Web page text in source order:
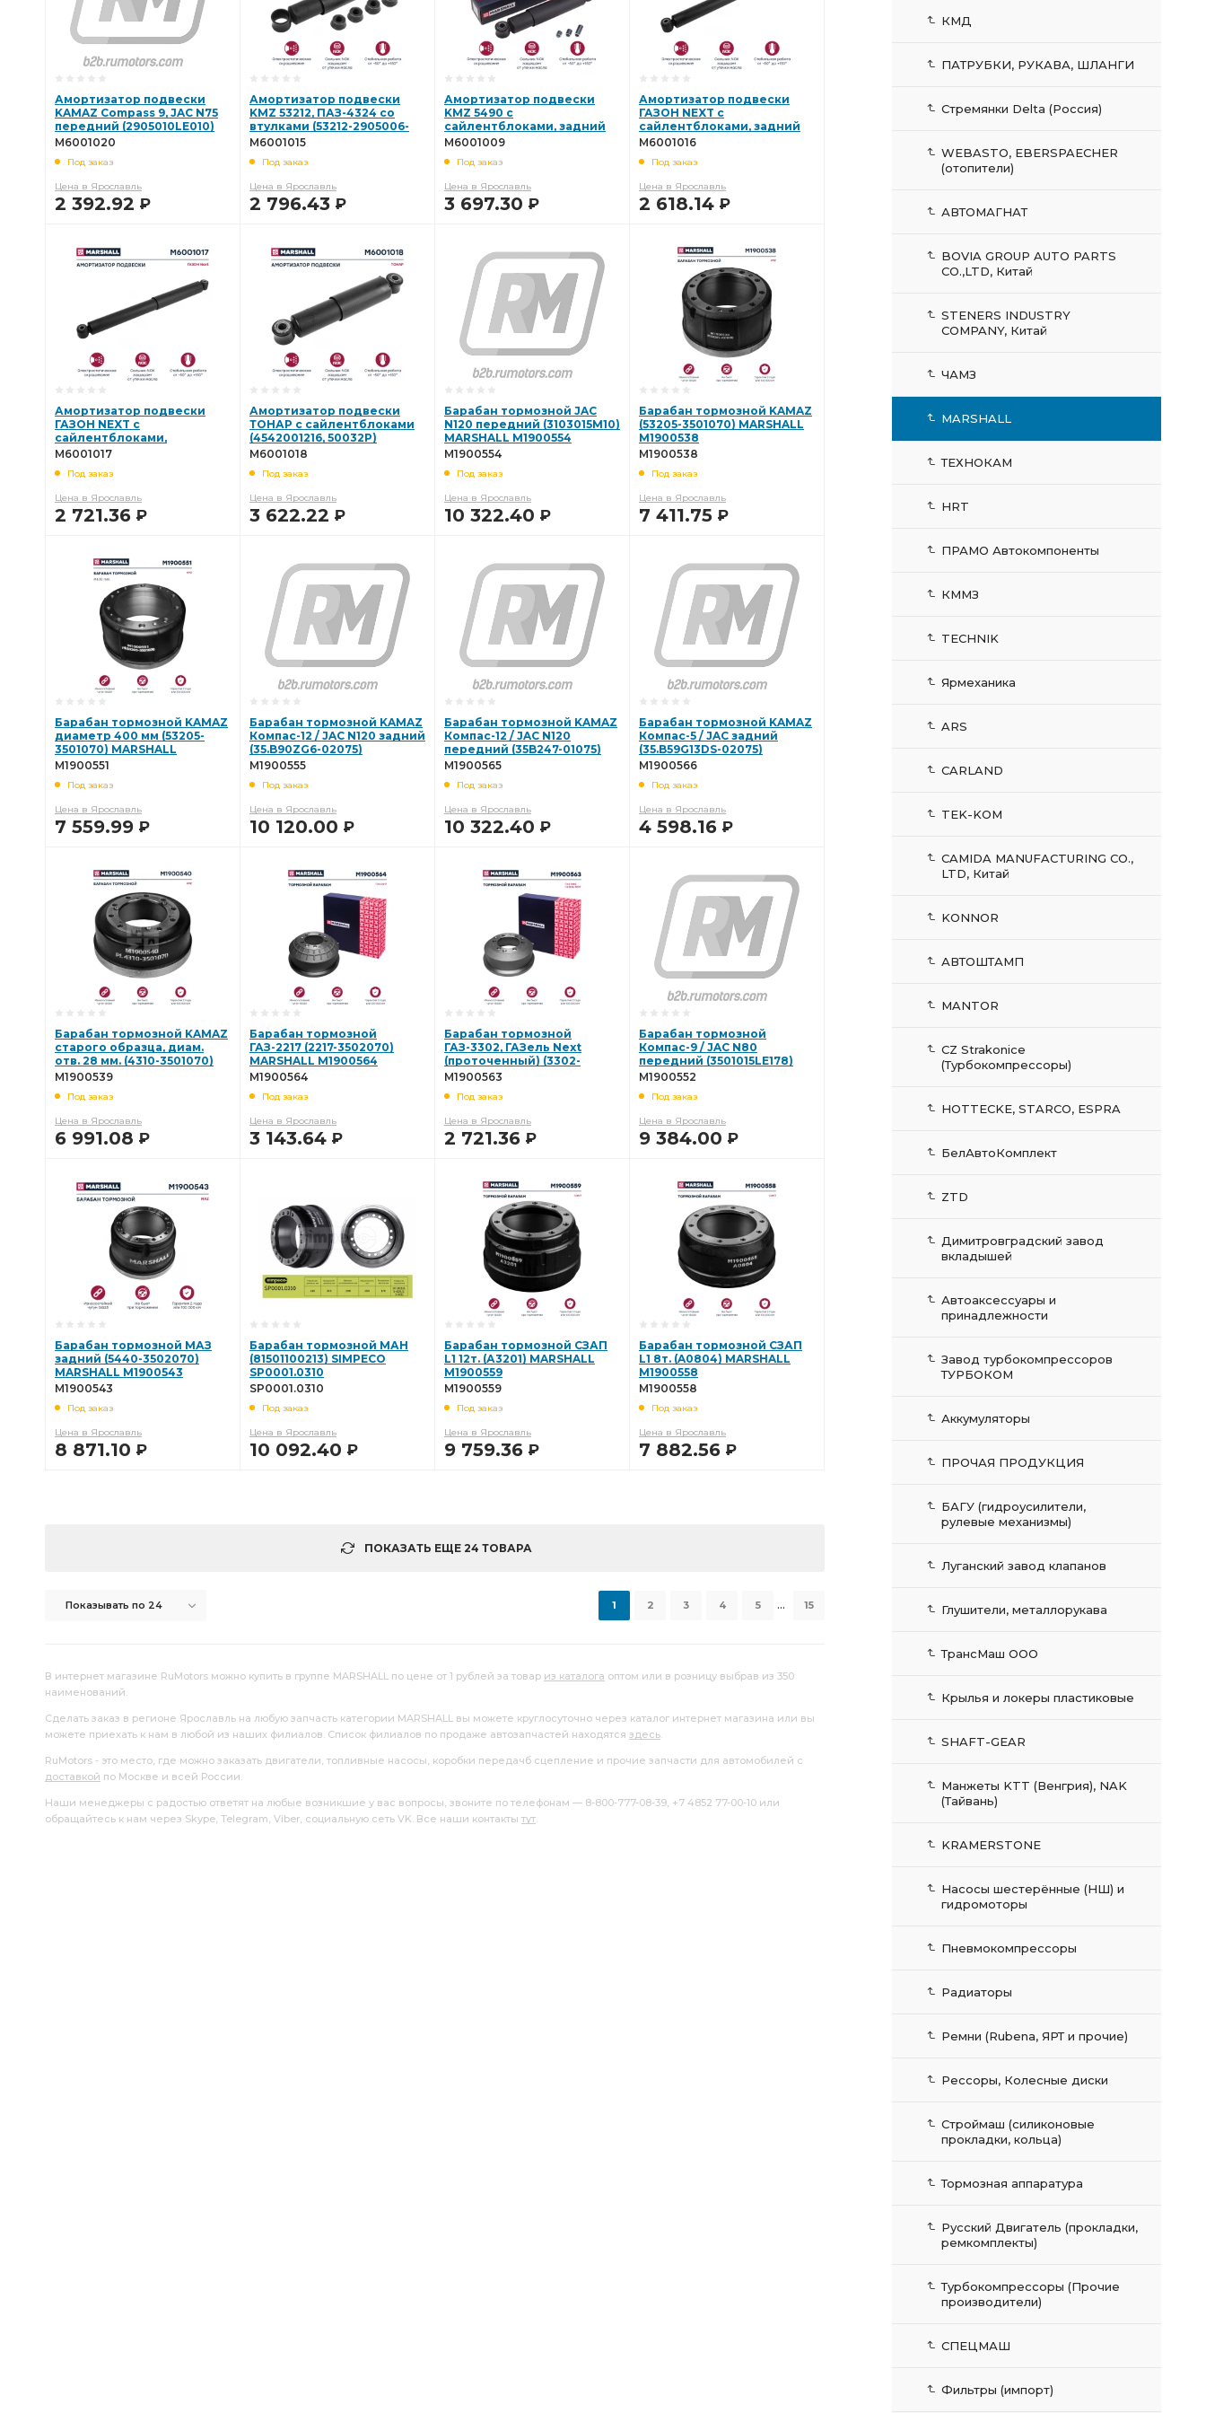
Амортизатор подвески
KAMAZ Compass 9, JAC N75
передний (2905010LE010)
MARSHALL M6001020
M6001020
Под заказ
Цена в Ярославль
2 392.92 Р
Амортизатор подвески
KMZ 53212, ПАЗ-4324 со
втулками (53212-2905006-
02, УЛИГ45299500160)
M6001015
Под заказ
Цена в Ярославль
2 796.43 Р
Амортизатор подвески
KMZ 5490 с
сайлентблоками, задний
мост (П50.11.2905005-31)
M6001009
Под заказ
Цена в Ярославль
3 697.30 Р
Амортизатор подвески
ГАЗОН NEXT с
сайлентблоками, задний
мост (С40R13.2915004)
M6001016
Под заказ
Цена в Ярославль
2 618.14 Р
Амортизатор подвески
ГАЗОН NEXT с
сайлентблоками,
передняя ось
M6001017
M6001017
Под заказ
Цена в Ярославль
2 721.36 Р
Амортизатор подвески
ТОНАР с сайлентблоками
(4542001216, 50032P)
MARSHALL M6001018
M6001018
Под заказ
Цена в Ярославль
3 622.22 Р
Барабан тормозной JAC
N120 передний (3103015M10)
MARSHALL M1900554
M1900554
Под заказ
Цена в Ярославль
10 322.40 Р
Барабан тормозной KAMAZ
(53205-3501070) MARSHALL
M1900538
M1900538
Под заказ
Цена в Ярославль
7 411.75 Р
Барабан тормозной KAMAZ
диаметр 400 мм (53205-
3501070) MARSHALL
M1900551
M1900551
Под заказ
Цена в Ярославль
7 559.99 Р
Барабан тормозной KAMAZ
Компас-12 / JAC N120 задний
(35.B90ZG6-02075)
MARSHALL M1900555
M1900555
Под заказ
Цена в Ярославль
10 120.00 Р
Барабан тормозной KAMAZ
Компас-12 / JAC N120
передний (35B247-01075)
MARSHALL M1900565
M1900565
Под заказ
Цена в Ярославль
10 322.40 Р
Барабан тормозной KAMAZ
Компас-5 / JAC задний
(35.B59G13DS-02075)
MARSHALL M1900566
M1900566
Под заказ
Цена в Ярославль
4 598.16 Р
Барабан тормозной KAMAZ
старого образца, диам.
отв. 28 мм. (4310-3501070)
MARSHALL M1900539
M1900539
Под заказ
Цена в Ярославль
6 991.08 Р
Барабан тормозной
ГАЗ-2217 (2217-3502070)
MARSHALL M1900564
M1900564
Под заказ
Цена в Ярославль
3 143.64 Р
Барабан тормозной
ГАЗ-3302, ГАЗель Next
(проточенный) (3302-
3502070) MARSHALL
M1900563
Под заказ
Цена в Ярославль
2 721.36 Р
Барабан тормозной
Компас-9 / JAC N80
передний (3501015LE178)
MARSHALL M1900552
M1900552
Под заказ
Цена в Ярославль
9 384.00 Р
Барабан тормозной МАЗ
задний (5440-3502070)
MARSHALL M1900543
M1900543
Под заказ
Цена в Ярославль
8 871.10 Р
Барабан тормозной МАН
(81501100213) SIMPECO
SP0001.0310
SP0001.0310
Под заказ
Цена в Ярославль
10 092.40 Р
Барабан тормозной СЗАП
L1 12т. (А3201) MARSHALL
M1900559
M1900559
Под заказ
Цена в Ярославль
9 759.36 Р
Барабан тормозной СЗАП
L1 8т. (A0804) MARSHALL
M1900558
M1900558
Под заказ
Цена в Ярославль
7 882.56 Р
ПОКАЗАТЬ ЕЩЕ 24 ТОВАРА
Показывать по 24 1 2 3 4 5 ... 15
В интернет магазине RuMotors можно купить в группе MARSHALL по цене от 1 рублей за товар из каталога оптом или в розницу выбрав из 350
наименований.
Сделать заказ в регионе Ярославль на любую запчасть категории MARSHALL вы можете круглосуточно через каталог интернет магазина или вы
можете приехать к нам в любой из наших филиалов. Список филиалов по продаже автозапчастей находятся здесь.
RuMotors - это место, где можно заказать двигатели, топливные насосы, коробки передачб сцепление и прочие запчасти для автомобилей с
доставкой по Москве и всей России.
Наши менеджеры с радостью ответят на любые возникшие у вас вопросы, звоните по телефонам — 8-800-777-08-39, +7 4852 77-00-10 или
обращайтесь к нам через Skype, Telegram, Viber, социальную сеть VK. Все наши контакты тут.
КМД
ПАТРУБКИ, РУКАВА, ШЛАНГИ
Стремянки Delta (Россия)
WEBASTO, EBERSPAECHER
(отопители)
АВТОМАГНАТ
BOVIA GROUP AUTO PARTS
CO.,LTD, Китай
STENERS INDUSTRY
COMPANY, Китай
ЧАМЗ
MARSHALL
ТЕХНОКАМ
HRT
ПРАМО Автокомпоненты
КММЗ
TECHNIK
Ярмеханика
ARS
CARLAND
TEK-KOM
CAMIDA MANUFACTURING CO.,
LTD, Китай
KONNOR
АВТОШТАМП
MANTOR
CZ Strakonice
(Турбокомпрессоры)
HOTTECKE, STARCO, ESPRA
БелАвтоКомплект
ZTD
Димитровградский завод
вкладышей
Автоаксессуары и
принадлежности
Завод турбокомпрессоров
ТУРБОКОМ
Аккумуляторы
ПРОЧАЯ ПРОДУКЦИЯ
БАГУ (гидроусилители,
рулевые механизмы)
Луганский завод клапанов
Глушители, металлорукава
ТрансМаш ООО
Крылья и локеры пластиковые
SHAFT-GEAR
Манжеты KTT (Венгрия), NAK
(Тайвань)
KRAMERSTONE
Насосы шестерённые (НШ) и
гидромоторы
Пневмокомпрессоры
Радиаторы
Ремни (Rubena, ЯРТ и прочие)
Рессоры, Колесные диски
Строймаш (силиконовые
прокладки, кольца)
Тормозная аппаратура
Русский Двигатель (прокладки,
ремкомплекты)
Турбокомпрессоры (Прочие
производители)
СПЕЦМАШ
Фильтры (импорт)